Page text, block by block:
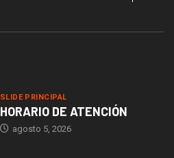
SLIDE PRINCIPAL
HORARIO DE ATENCIÓN
agosto 5, 2026